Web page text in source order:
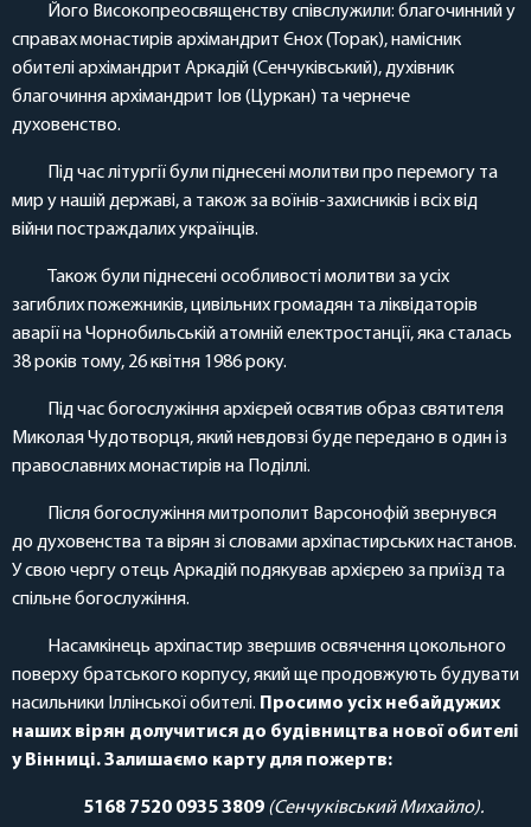
Його Високопреосвященству співслужили: благочинний у
справах монастирів архімандрит Єнох (Торак), намісник
обителі архімандрит Аркадій (Сенчуківський), духівник
благочиння архімандрит Іов (Цуркан) та чернече
духовенство.
Під час літургії були піднесені молитви про перемогу та
мир у нашій державі, а також за воїнів-захисників і всіх від
війни постраждалих українців.
Також були піднесені особливості молитви за усіх
загиблих пожежників, цивільних громадян та ліквідаторів
аварії на Чорнобильській атомній електростанції, яка сталась
38 років тому, 26 квітня 1986 року.
Під час богослужіння архієрей освятив образ святителя
Миколая Чудотворця, який невдовзі буде передано в один із
православних монастирів на Поділлі.
Після богослужіння митрополит Варсонофій звернувся
до духовенства та вірян зі словами архіпастирських настанов.
У свою чергу отець Аркадій подякував архієрею за приїзд та
спільне богослужіння.
Насамкінець архіпастир звершив освячення цокольного
поверху братського корпусу, який ще продовжують будувати
насильники Іллінської обителі. Просимо усіх небайдужих
наших вірян долучитися до будівництва нової обителі
у Вінниці. Залишаємо карту для пожертв:
5168 7520 0935 3809 (Сенчуківський Михайло).